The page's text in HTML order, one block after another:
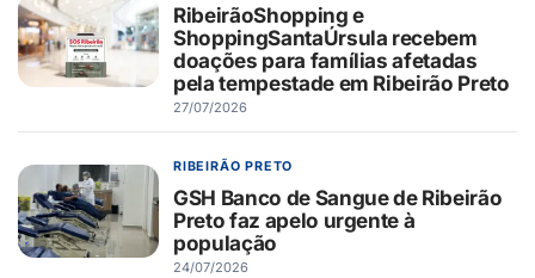
RibeirãoShopping e
ShoppingSantaÚrsula recebem
doações para famílias afetadas
pela tempestade em Ribeirão Preto
27/07/2026
RIBEIRÃO PRETO
GSH Banco de Sangue de Ribeirão
Preto faz apelo urgente à
população
24/07/2026